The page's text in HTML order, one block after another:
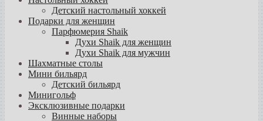
Детский настольный хоккей
Подарки для женщин
Парфюмерия Shaik
Духи Shaik для женщин
Духи Shaik для мужчин
Шахматные столы
Мини бильярд
Детский бильярд
Минигольф
Эксклюзивные подарки
Винные наборы